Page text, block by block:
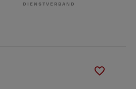
DIENSTVERBAND